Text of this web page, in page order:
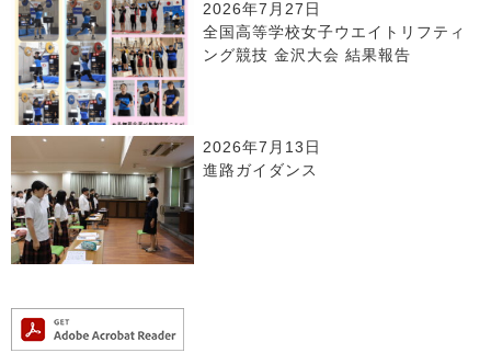
2026年7月27日
全国高等学校女子ウエイトリフティ
ング競技 金沢大会 結果報告
2026年7月13日
進路ガイダンス